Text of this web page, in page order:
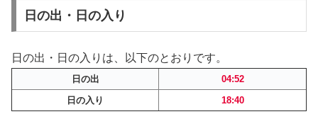
日の出・日の入り
日の出・日の入りは、以下のとおりです。
日の出
04:52
日の入り
18:40